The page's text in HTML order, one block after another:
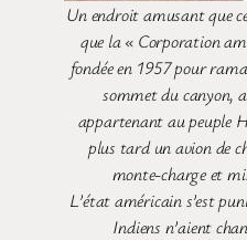
Un endroit amusant que
que la « Corporation
fondée en 1957 pour
sommet du canyon,
appartenant au peuple
plus tard un avion de
monte-charge et
L’état américain s’est
Indiens n’aient